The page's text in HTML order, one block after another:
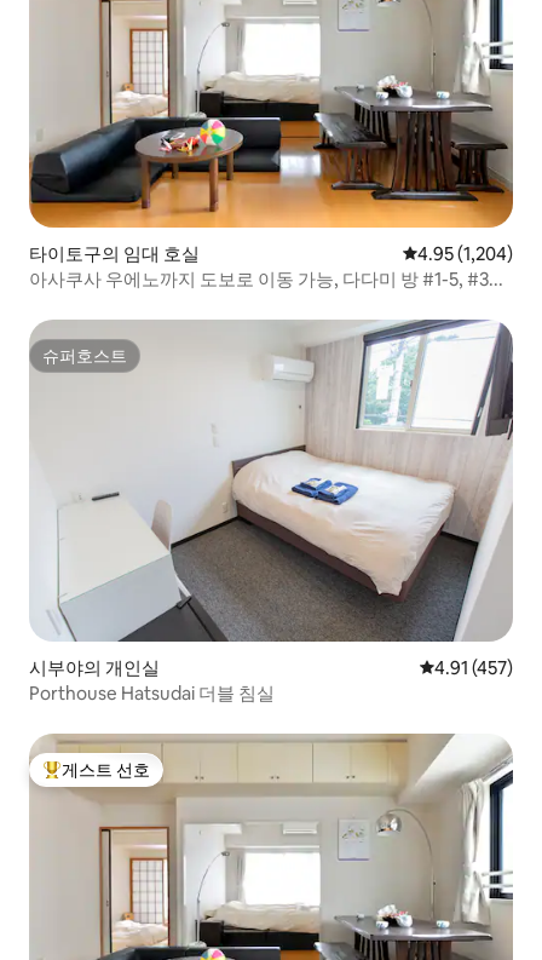
타이토구의 임대 호실 평점 4.95점(5점
4.95 (1,204)
아사쿠사 우에노까지 도보로 이동 가능, 다다미 방 #1-5, #3...
슈퍼호스트
슈퍼호스트
시부야의 개인실 평점 4.91점(5
4.91 (457)
Porthouse Hatsudai 더블 침실
상위 게스트 선호
게스트 선호